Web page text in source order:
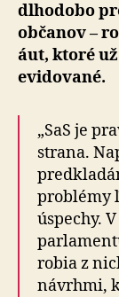
dlhodobo
občanov –
áut, ktoré
evidované.
„SaS je
strana.
problémy
úspechy.
robia z
návrhmi,